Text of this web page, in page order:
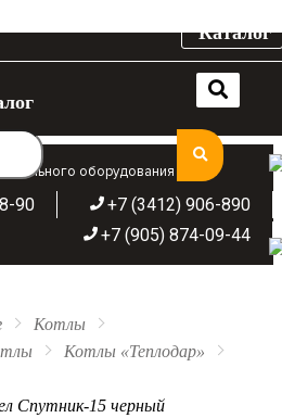
оборудования
+7 (3412) 906-890
90
+7 (905) 874-09-44
Каталог
Котлы
Котлы «Теплодар»
Спутник-15 черный